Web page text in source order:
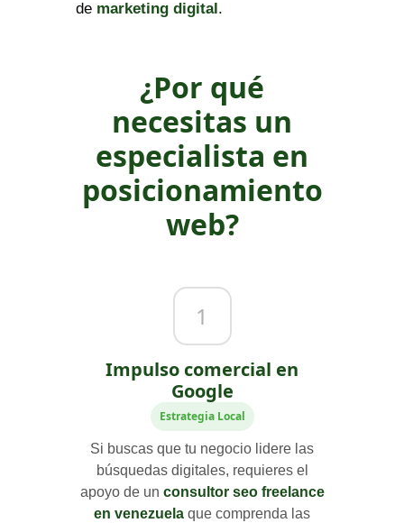
de marketing digital .
¿Por qué
necesitas un
especialista en
posicionamiento
web?
1
Impulso comercial en
Google
Estrategia Local
Si buscas que tu negocio lidere las
búsquedas digitales, requieres el
apoyo de un consultor seo freelance
en venezuela que comprenda las